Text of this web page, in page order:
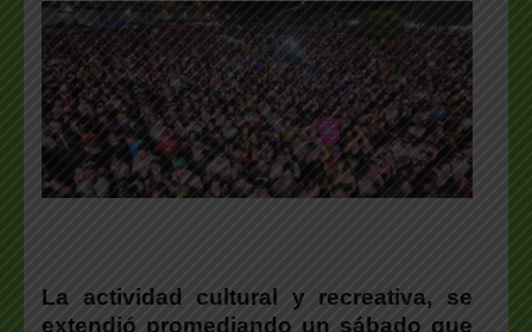
La actividad cultural y recreativa, se
extendió promediando un sábado que